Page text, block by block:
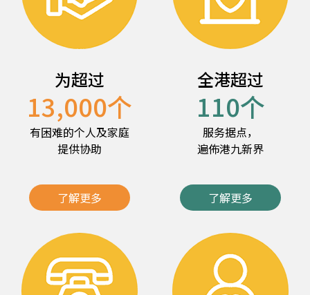
为超过
13,000个
有困难的个人及家庭
提供协助
了解更多
全港超过
110个
服务据点，
遍佈港九新界
了解更多